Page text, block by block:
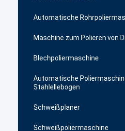
Automatische
Maschine zum Polieren von
Blechpoliermaschine
Automatische
Stahlellebogen
Schweißplaner
Schweißpoliermaschine